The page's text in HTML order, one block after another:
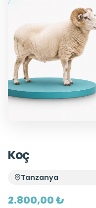
Koç
Tanzanya
2.800,00 ₺